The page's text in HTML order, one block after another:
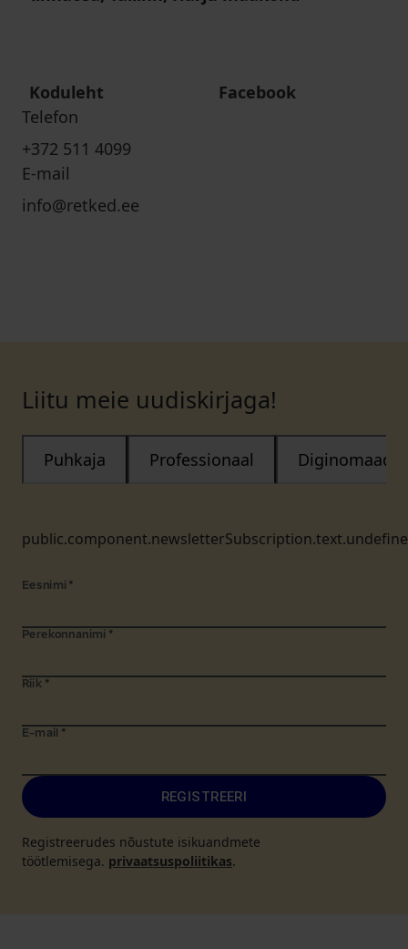
Koduleht
Facebook
Telefon
+372 511 4099
E-mail
info@retked.ee
Liitu meie uudiskirjaga!
Puhkaja Professionaal Diginomaad
Eesnimi *
Perekonnanimi *
Riik *
E-mail *
REGISTREERI
Registreerudes nõustute isikuandmete
töötlemisega. privaatsuspoliitikas.